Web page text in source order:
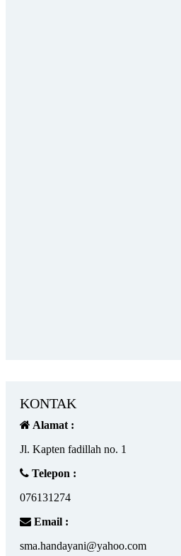
KONTAK
Alamat :
Jl. Kapten fadillah no. 1
Telepon :
076131274
Email :
sma.handayani@yahoo.com